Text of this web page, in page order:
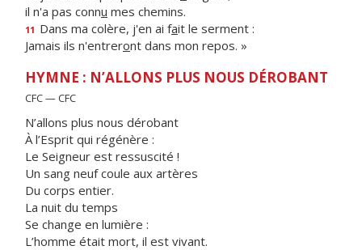
il n'a pas connu mes chemins.
11 Dans ma colère, j'en ai fait le serment :
Jamais ils n'entreront dans mon repos. »
HYMNE : N’ALLONS PLUS NOUS DÉROBANT
CFC — CFC
N’allons plus nous dérobant
À l’Esprit qui régénère :
Le Seigneur est ressuscité !
Un sang neuf coule aux artères
Du corps entier.
La nuit du temps
Se change en lumière :
L’homme était mort, il est vivant.